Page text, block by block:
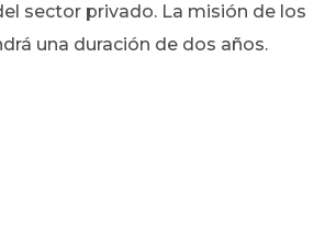
sector privado. La misión de los
una duración de dos años.